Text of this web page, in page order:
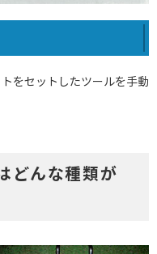
をセットしたツールを手動
どんな種類が